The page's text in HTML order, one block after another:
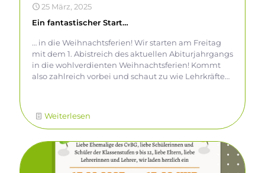
25 März, 2025
Ein fantastischer Start…
… in die Weihnachtsferien! Wir starten am Freitag
mit dem 1. Abistreich des aktuellen Abiturjahrgangs
in die wohlverdienten Weihnachtsferien! Kommt
also zahlreich vorbei und schaut zu wie Lehrkräfte
sich außerhalb des Klassenverbandes zu treffen
und gemeinsam mitzufiebern!
Weiterlesen